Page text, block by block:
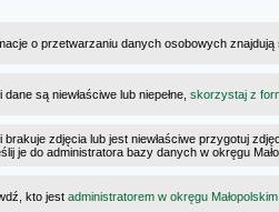
o przetwarzaniu danych osobowych
dane są niewłaściwe lub niepełne, skorzystaj z
brakuje zdjęcia lub jest niewłaściwe przygotuj
je do administratora bazy danych w okręgu
kto jest administratorem w okręgu Małopolskim